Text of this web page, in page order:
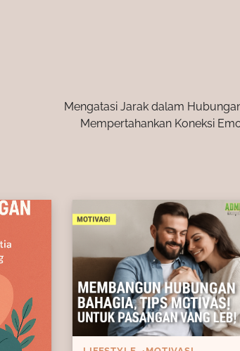
Mengatasi Jarak dalam
Mempertahankan Koneksi